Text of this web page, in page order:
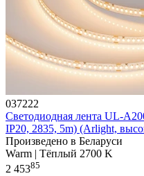
037222
Светодиодная лента UL-
IP20, 2835, 5m) (Arlight,
Произведено в Беларуси
Warm | Тёплый 2700 K
2 45385